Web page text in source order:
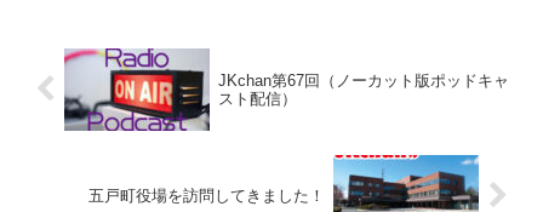
JKchan第67回（ノーカット版ポッドキャ
スト配信）
五戸町役場を訪問してきました！